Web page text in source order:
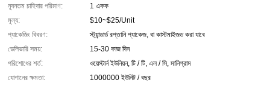
ন্যূনতম চাহিদার পরিমাণ:
1 একক
মূল্য:
$10~$25/Unit
প্যাকেজিং বিবরণ:
স্ট্যান্ডার্ড রপ্তানি প্যাকেজ, বা কাস্টমাইজড করা যাবে
ডেলিভারি সময়:
15-30 কাজ দিন
পরিশোধের শর্ত:
ওয়েস্টার্ন ইউনিয়ন, টি / টি, এল / সি, মানিগ্রাম
যোগানের ক্ষমতা:
1000000 ইউনিট / বছর